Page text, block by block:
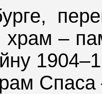
храм –
Спаса